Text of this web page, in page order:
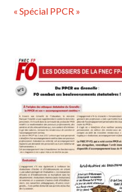
« Spécial PPCR »